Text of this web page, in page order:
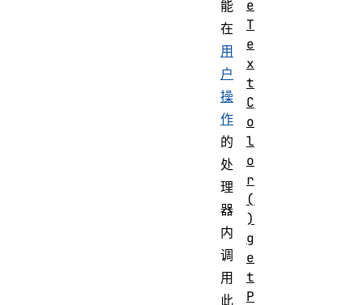
能
在
用
户
操
作
的
处
理
器
内
调
用
此
e
T
e
x
t
C
o
l
o
r
(
)
g
e
t
P